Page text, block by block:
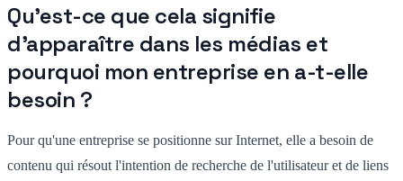
Qu'est-ce que cela signifie
d'apparaître dans les médias et
pourquoi mon entreprise en a-t-elle
besoin ?
Pour qu'une entreprise se positionne sur Internet, elle a besoin de
contenu qui résout l'intention de recherche de l'utilisateur et de liens